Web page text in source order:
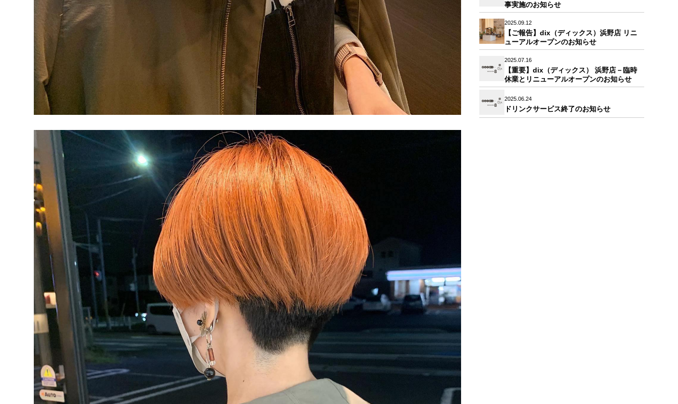
事実施のお知らせ
2025.09.12
【ご報告】dix（ディックス）浜野店 リニ
ューアルオープンのお知らせ
2025.07.16
【重要】dix（ディックス） 浜野店－臨時
休業とリニューアルオープンのお知らせ
2025.06.24
ドリンクサービス終了のお知らせ